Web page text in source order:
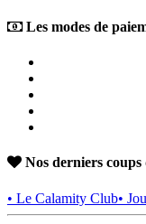
Les modes de
Nos derniers coups
• Le Calamity Club•